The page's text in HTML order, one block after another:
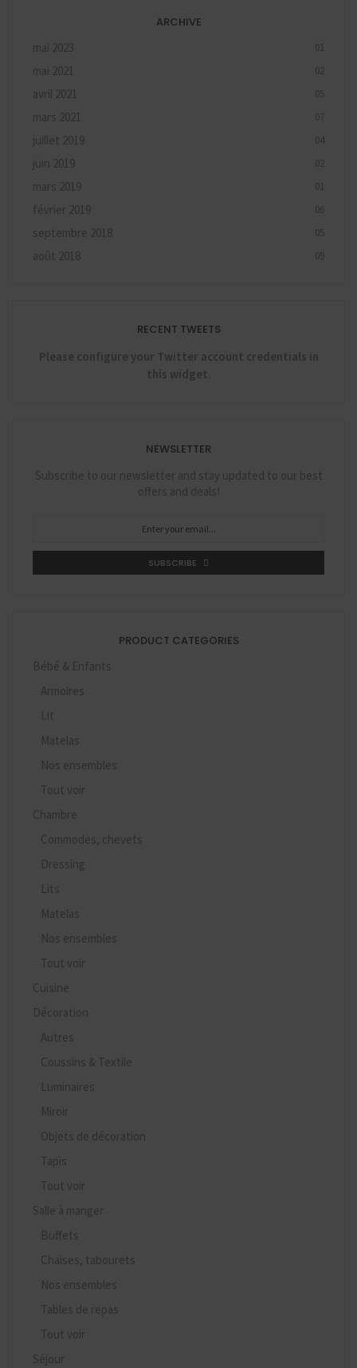
ARCHIVE
mai 2023
01
mai 2021 02
avril 2021 05
mars 2021 07
juillet 2019 04
juin 2019 02
mars 2019 01
février 2019 06
septembre 2018 05
août 2018 09
RECENT TWEETS
Please configure your Twitter account credentials in
this widget.
NEWSLETTER
Subscribe to our newsletter and stay updated to our best
offers and deals!
SUBSCRIBE
PRODUCT CATEGORIES
Bébé & Enfants
Armoires
Lit
Matelas
Nos ensembles
Tout voir
Chambre
Commodes, chevets
Dressing
Lits
Matelas
Nos ensembles
Tout voir
Cuisine
Décoration
Autres
Coussins & Textile
Luminaires
Miroir
Objets de décoration
Tapis
Tout voir
Salle à manger
Buffets
Chaises, tabourets
Nos ensembles
Tables de repas
Tout voir
Séjour